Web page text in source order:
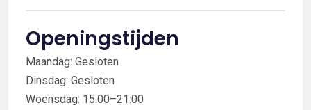
Openingstijden
Maandag: Gesloten
Dinsdag: Gesloten
Woensdag: 15:00–21:00